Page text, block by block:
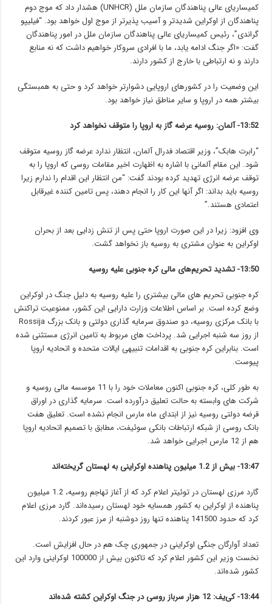
کمیساریای عالی پناهندگان سازمان ملل (UNHCR) هشدار داد که موج دوم
پناهندگان از اوکراین شدیدتر و آسیب پذیرتر از موج اول خواهد بود. “فیلیپو
گراندی”، رئیس کمیساریای عالی پناهندگان سازمان ملل در امور پناهندگان
گفت: «اگر جنگ ادامه یابد، ما با افرادی سروکار خواهیم داشت که نه منابع
دارند و نه ارتباطی با خارج از کشور دارند.
این وضعیت را در کشورهای اروپایی دشوارتر خواهد کرد و حتی به همبستگی
بیشتر همه در اروپا و سایر مناطق نیاز خواهد بود. ‎
13:52- آلمان: روسیه عرضه گاز به اروپا را متوقف نخواهد کرد
“رابرت هابک”، وزیر اقتصاد فدرال آلمان، انتظار ندارد عرضه گاز روسیه متوقف
شود. این مقام آلمانی با اشاره به اظهارت اخیر مقامات روسی که اروپا را به
توقف عرضه انرژی تهدید کرده بودند گفت: “من انتظار این اقدام را ندارم زیرا
روسیه باید بداند: اگر آنها این کار را انجام دهند، پس تامین کننده غیرقابل
اعتمادی هستند.”
وی افزود: زیرا در این صورت اروپا حتی پس از تنش زدایی بعد از بحران
اوکراین به عنوان مشتری به روسیه باز نخواهد گشت.‎
13:50- تشدید تحریم‌های مالی کره جنوبی علیه روسیه
کره جنوبی تحریم های مالی بیشتری را علیه روسیه به دلیل جنگ در اوکراین
وضع کرده است. بر اساس اطلاعات وزارت دارایی این کشور، ممنوعیت تراکنش
با بانک مرکزی روسیه، دو صندوق سرمایه گذاری دولتی و بانک بزرگ Rossija
از روز سه شنبه اجرایی شد. پرداخت های مربوط به تامین انرژی مستثنی شده
است. بنابراین کره جنوبی به اقدامات تنبیهی ایالات متحده و اتحادیه اروپا
پیوست.
به طور کلی، کره جنوبی اکنون معاملات خود را با 11 موسسه مالی روسیه و
شرکت های وابسته به حالت تعلیق درآورده است. سرمایه گذاری در اوراق
قرضه دولتی روسیه نیز از ابتدای ماه مارس انجام نشده است. تعلیق هفت
بانک روسی از شبکه ارتباطات بانکی سوئیفت، مطابق با تصمیم اتحادیه اروپا
هم از 12 مارس اجرایی خواهد شد.
13:47- بیش از 1.2 میلیون پناهنده اوکراینی به لهستان گریخته‌اند
گارد مرزی لهستان در توئیتر اعلام کرد که از آغاز تهاجم روسیه، 1.2 میلیون
پناهنده از اوکراین به کشور همسایه خود لهستان رسیده‌اند. گارد مرزی اعلام
کرد که حدود 141500 پناهنده تنها روز دوشنبه از مرز عبور کردند.
تعداد آوارگان جنگی اوکراینی در جمهوری چک هم در حال افزایش است.
نخست وزیر این کشور اعلام کرد که تاکنون بیش از 100000 اوکراینی وارد این
کشور شده‌اند.
13:44- کی‌یف: 12 هزار سرباز روسی در جنگ اوکراین کشته شده‌اند